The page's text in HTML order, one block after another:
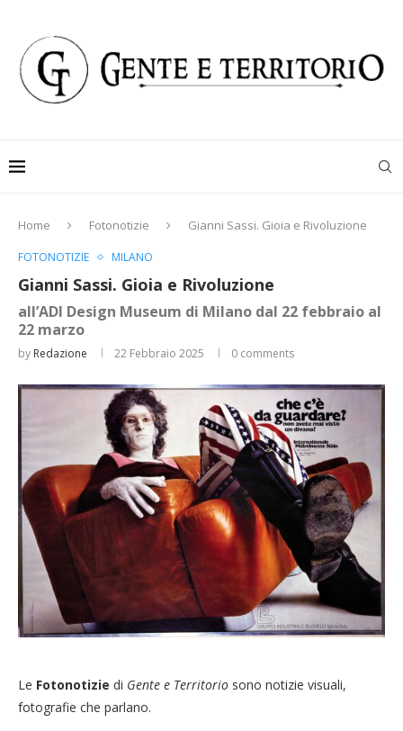
Home Fotonotizie Gianni Sassi. Gioia e Rivoluzione
FOTONOTIZIE MILANO
Gianni Sassi. Gioia e Rivoluzione
all’ADI Design Museum di Milano dal 22 febbraio al
22 marzo
by Redazione 22 Febbraio 2025 0 comments
Le Fotonotizie di Gente e Territorio sono notizie visuali,
fotografie che parlano.